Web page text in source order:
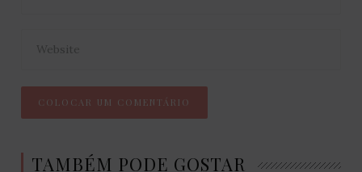
TAMBÉM PODE GOSTAR